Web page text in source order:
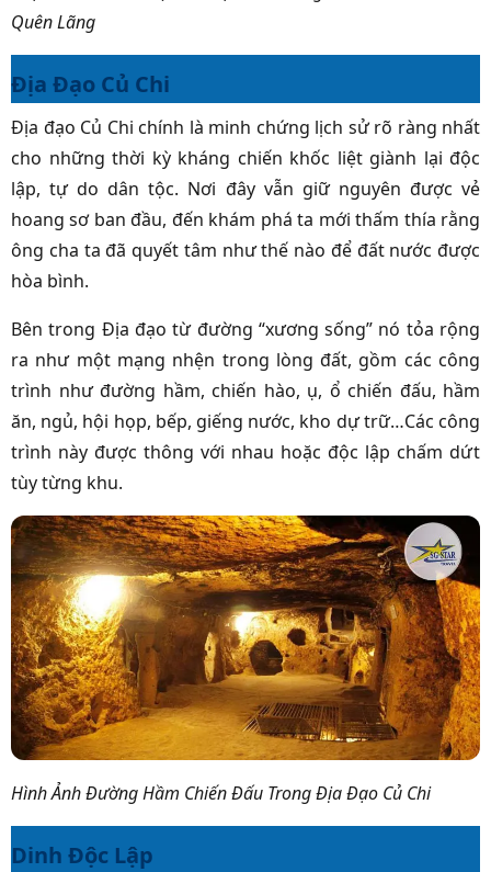
Quên Lãng
Địa Đạo Củ Chi
Địa đạo Củ Chi chính là minh chứng lịch sửrõ ràng nhất
cho những thời kỳ kháng chiến khốc liệt giành lại độc
lập, tự do dân tộc. Nơi đây vẫn giữ nguyên được vẻ
hoang sơ ban đầu, đến khám phá ta mới thấm thía rằng
ông cha ta đã quyết tâm như thế nào để đất nước được
hòa bình.
Bên trong Địa đạo từ đường “xương sống” nó tỏa rộng
ra như một mạng nhện trong lòng đất, gồm các công
trình như đường hầm, chiến hào, ụ, ổ chiến đấu, hầm
ăn, ngủ, hội họp, bếp, giếng nước, kho dự trữ…Các công
trình này được thông với nhau hoặc độc lập chấm dứt
tùy từng khu.
Hình Ảnh Đường Hầm Chiến Đấu Trong Địa Đạo Củ Chi
Dinh Độc Lập